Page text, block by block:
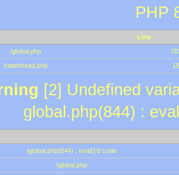
PHP
Line
/global.php
/ratethread.php
15
[2] Undefined
global.php(844) :
/global.php(844) : eval()'d code
/global.php